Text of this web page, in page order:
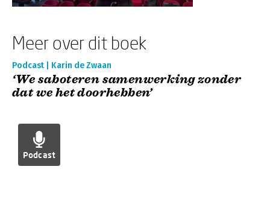
Meer over dit boek
Podcast | Karin de Zwaan
‘We saboteren samenwerking zonder
dat we het doorhebben’
Podcast